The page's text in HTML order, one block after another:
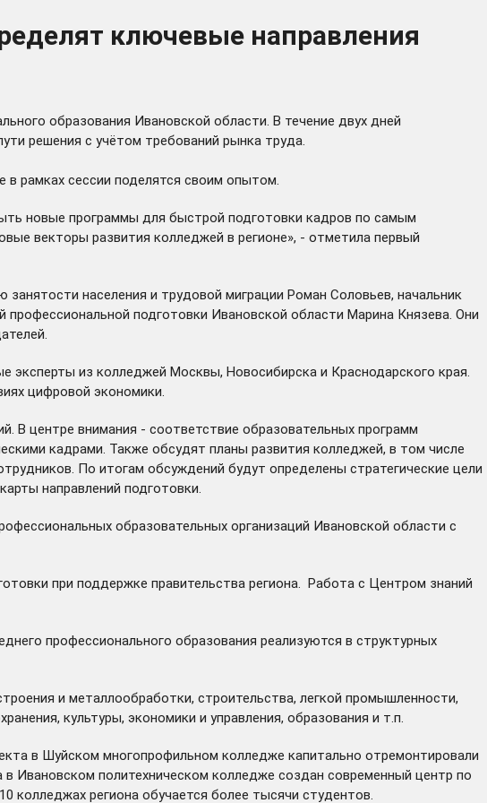
ключевые направления
образования Ивановской области. В течение двух дней
решения с учётом требований рынка труда.
рамках сессии поделятся своим опытом.
новые программы для быстрой подготовки кадров по самым
векторы развития колледжей в регионе», - отметила первый
населения и трудовой миграции Роман Соловьев, начальник
подготовки Ивановской области Марина Князева. Они
эксперты из колледжей Москвы, Новосибирска и Краснодарского края.
цифровой экономики.
В центре внимания - соответствие образовательных программ
кадрами. Также обсудят планы развития колледжей, в том числе
По итогам обсуждений будут определены стратегические цели
направлений подготовки.
образовательных организаций Ивановской области с
при поддержке правительства региона. Работа с Центром знаний
профессионального образования реализуются в структурных
и металлообработки, строительства, легкой промышленности,
культуры, экономики и управления, образования и т.п.
в Шуйском многопрофильном колледже капитально отремонтировали
Ивановском политехническом колледже создан современный центр по
региона обучается более тысячи студентов.